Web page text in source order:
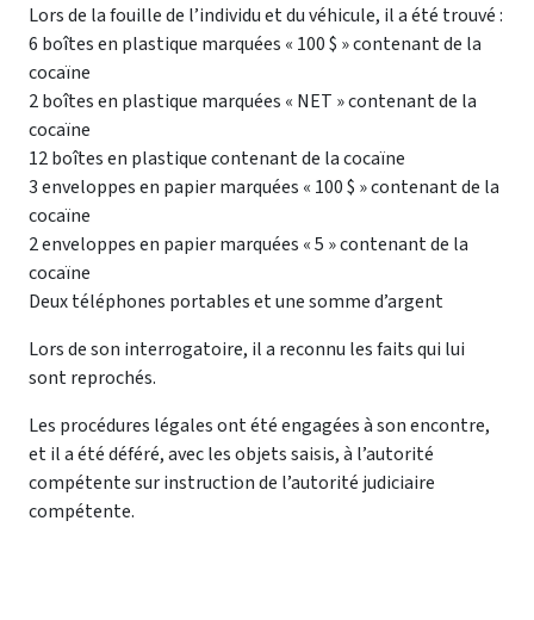
Lors de la fouille de l’individu et du véhicule, il a été trouvé :
6 boîtes en plastique marquées « 100 $ » contenant de la
cocaïne
2 boîtes en plastique marquées « NET » contenant de la
cocaïne
12 boîtes en plastique contenant de la cocaïne
3 enveloppes en papier marquées « 100 $ » contenant de la
cocaïne
2 enveloppes en papier marquées « 5 » contenant de la
cocaïne
Deux téléphones portables et une somme d’argent
Lors de son interrogatoire, il a reconnu les faits qui lui
sont reprochés.
Les procédures légales ont été engagées à son encontre,
et il a été déféré, avec les objets saisis, à l’autorité
compétente sur instruction de l’autorité judiciaire
compétente.